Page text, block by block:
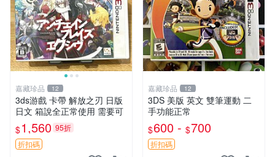
嘉藏珍品 12
3ds游戲 卡帶 解放之刃 日版
日文 箱說全正常使用 需要可
$1,560 95折
折扣碼
嘉藏珍品 12
3DS 美版 英文 雙筆運動 二
手功能正常
$600 - $700
折扣碼